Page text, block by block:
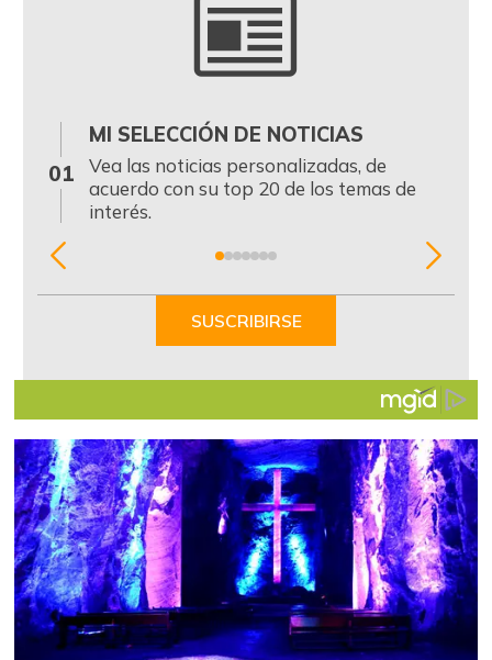
01
MI SELECCIÓN DE NOTICIAS
Vea las noticias personalizadas, de
acuerdo con su top 20 de los temas de
interés.
Item
SUSCRIBIRSE